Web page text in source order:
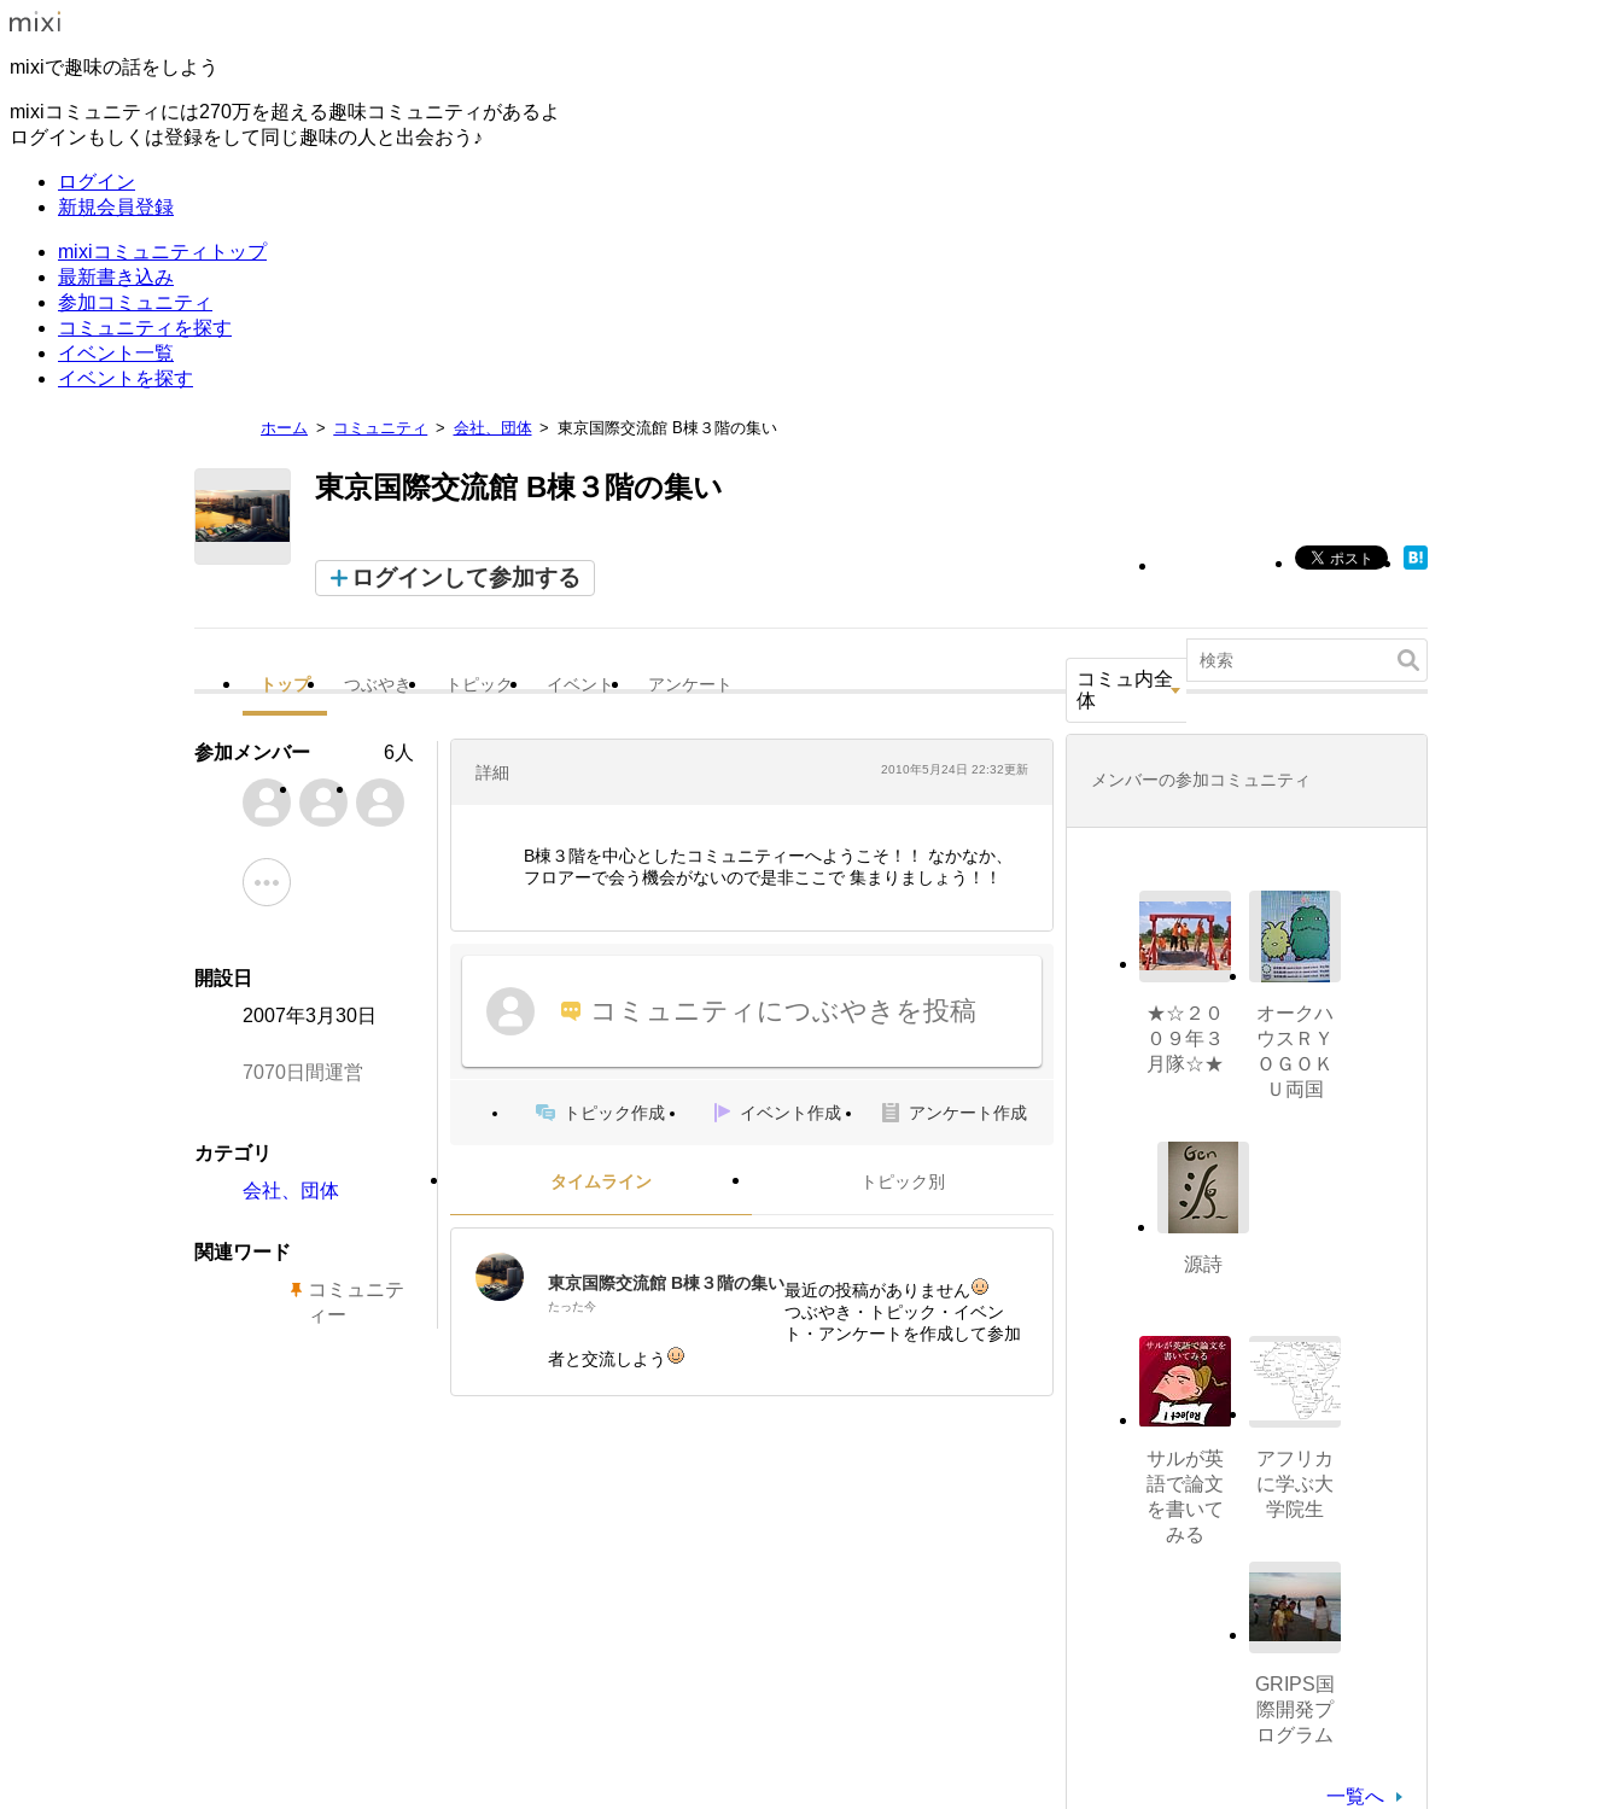
mixiで趣味の話をしよう
mixiコミュニティには270万を超える趣味コミュニティがあるよ
ログインもしくは登録をして同じ趣味の人と出会おう♪
ログイン
新規会員登録
mixiコミュニティトップ
最新書き込み
参加コミュニティ
コミュニティを探す
イベント一覧
イベントを探す
ホーム コミュニティ 会社、団体 東京国際交流館 B棟３階の集い
東京国際交流館 B棟３階の集い
ログインして参加する
トップ つぶやき トピック イベント アンケート
コミュ内全
体
詳細 2010年5月24日 22:32更新
B棟３階を中心としたコミュニティーへようこそ！！ なかなか、
フロアーで会う機会がないので是非ここで 集まりましょう！！
コミュニティにつぶやきを投稿
トピック作成 イベント作成 アンケート作成
タイムライン トピック別
東京国際交流館 B棟３階の集い
たった今
最近の投稿がありません
つぶやき・トピック・イベン
ト・アンケートを作成して参加
者と交流しよう
参加メンバー 6人
開設日
2007年3月30日
7070日間運営
カテゴリ
会社、団体
関連ワード
コミュニテ
ィー
メンバーの参加コミュニティ
★☆２０
０９年３
月隊☆★
オークハ
ウスＲＹ
ＯＧＯＫ
Ｕ両国
源詩
サルが英
語で論文
を書いて
みる
アフリカ
に学ぶ大
学院生
GRIPS国
際開発プ
ログラム
一覧へ